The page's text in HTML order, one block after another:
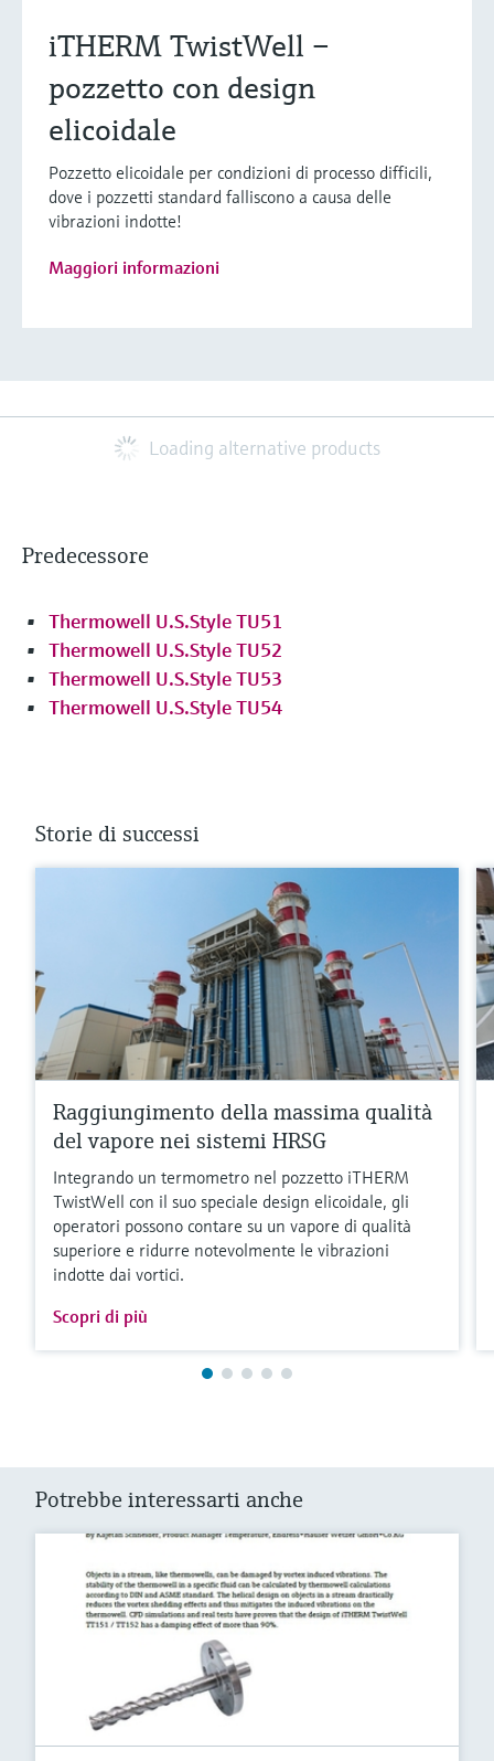
iTHERM TwistWell –
pozzetto con design
elicoidale
Pozzetto elicoidale per condizioni di processo difficili,
dove i pozzetti standard falliscono a causa delle
vibrazioni indotte!
Maggiori informazioni
Loading alternative products
Predecessore
Thermowell U.S.Style TU51
Thermowell U.S.Style TU52
Thermowell U.S.Style TU53
Thermowell U.S.Style TU54
Storie di successi
Raggiungimento della massima qualità
del vapore nei sistemi HRSG
Integrando un termometro nel pozzetto iTHERM
TwistWell con il suo speciale design elicoidale, gli
operatori possono contare su un vapore di qualità
superiore e ridurre notevolmente le vibrazioni
indotte dai vortici.
Scopri di più
Potrebbe interessarti anche